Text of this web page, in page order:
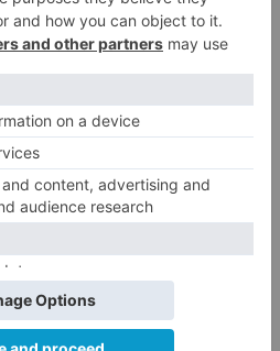
desaparecer 3.256 euros
LO ÚLTIMO
Felix Gall ganador de la Vuelta a
Burgos 2026
San Pablo Burgos incorpora al
jugador Raúl Lobaco